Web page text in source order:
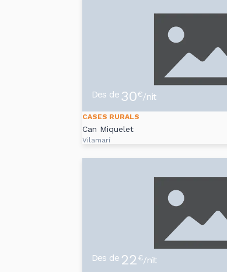
Des de 30€/nit
CASES RURALS
Can Miquelet
Vilamarí
Des de 22€/nit